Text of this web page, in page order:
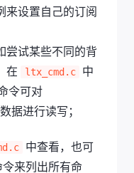
来设置自己的订阅
尝试某些不同的背
在
ltx_cmd.c
中
令可对
据进行读写；
中查看，也可
令来列出所有命